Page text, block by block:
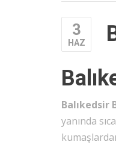
3
HAZ
Balıkedsir
yanında